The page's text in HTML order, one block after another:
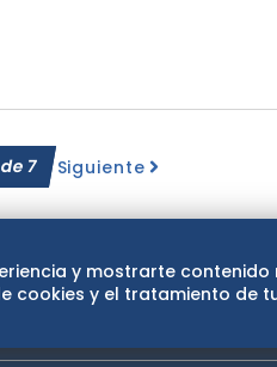
7 Siguiente
y mostrarte contenido
cookies y el tratamiento de